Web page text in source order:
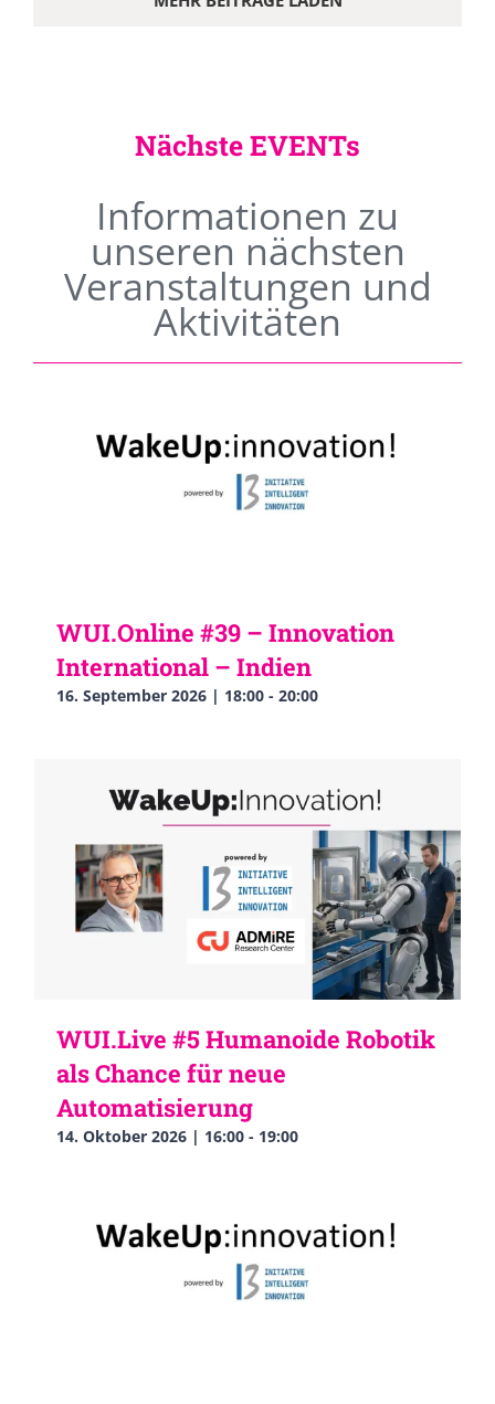
Nächste EVENTs
Informationen zu
unseren nächsten
Veranstaltungen und
Aktivitäten
WUI.Online #39 – Innovation
International – Indien
16. September 2026 | 18:00 - 20:00
WUI.Live #5 Humanoide Robotik
als Chance für neue
Automatisierung
14. Oktober 2026 | 16:00 - 19:00